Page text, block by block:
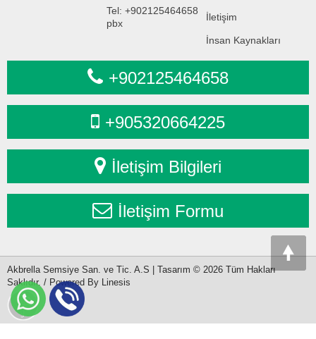
Tel: +902125464658
pbx
İletişim
İnsan Kaynakları
+902125464658
+905320664225
İletişim Bilgileri
İletişim Formu
Akbrella Semsiye San. ve Tic. A.S | Tasarım © 2026 Tüm Hakları
Saklıdır. / Powered By Linesis